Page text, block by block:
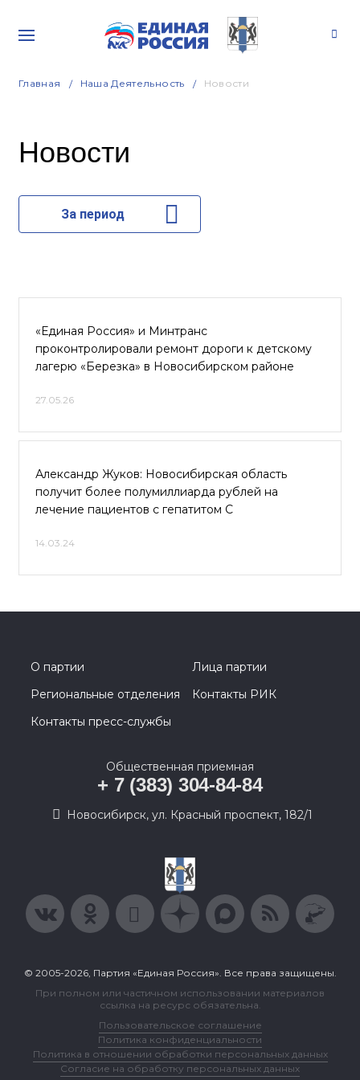
Главная Наша Деятельность Новости
Новости
За период
«Единая Россия» и Минтранс
проконтролировали ремонт дороги к детскому
лагерю «Березка» в Новосибирском районе
27.05.26
Александр Жуков: Новосибирская область
получит более полумиллиарда рублей на
лечение пациентов с гепатитом С
14.03.24
О партии
Лица партии
Региональные отделения
Контакты РИК
Контакты пресс-службы
Общественная приемная
+ 7 (383) 304-84-84
Новосибирск, ул. Красный проспект, 182/1
© 2005-2026, Партия «Единая Россия». Все права защищены.
При полном или частичном использовании материалов
ссылка на ресурс обязательна.
Пользовательское соглашение
Политика конфиденциальности
Политика в отношении обработки персональных данных
Согласие на обработку персональных данных